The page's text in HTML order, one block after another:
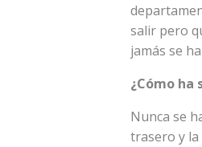
salir pero
jamás se
¿Cómo ha
Nunca se
trasero y la